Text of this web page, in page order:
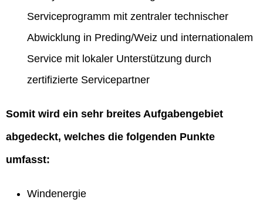
Serviceprogramm mit zentraler technischer
Abwicklung in Preding/Weiz und internationalem
Service mit lokaler Unterstützung durch
zertifizierte Servicepartner
Somit wird ein sehr breites Aufgabengebiet
abgedeckt, welches die folgenden Punkte
umfasst:
Windenergie